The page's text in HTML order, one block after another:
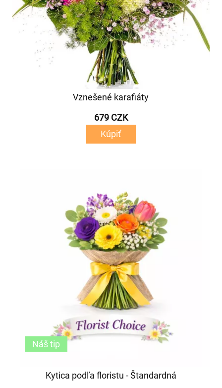
Vznešené karafiáty
679 CZK
Kúpiť
Kytica podľa floristu - Štandardná
Náš tip